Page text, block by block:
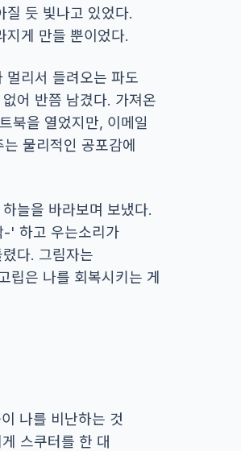
질 듯 빛나고 있었다.
지게 만들 뿐이었다.
리서 들려오는 파도
어 반쯤 남겼다. 가져온
북을 열었지만, 이메일
물리적인 공포감에
늘을 바라보며 보냈다.
-' 하고 우는소리가
다. 그림자는
립은 나를 회복시키는 게
나를 비난하는 것
스쿠터를 한 대